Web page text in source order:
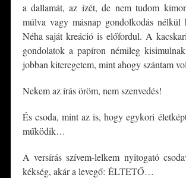
a dallamát, az ízét, de nem tudom
múlva vagy másnap gondolkodás nélkül
Néha saját kreáció is előfordul. A
gondolatok a papíron némileg
jobban kiteregetem, mint ahogy szántam
Nekem az írás öröm, nem szenvedés!
És csoda, mint az is, hogy egykori
működik…
A versírás szívem-lelkem nyitogató
kékség, akár a levegő: ÉLTETŐ…